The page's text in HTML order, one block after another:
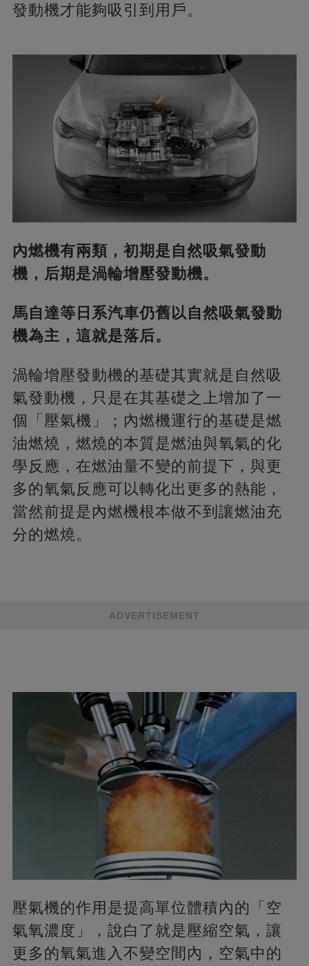
發動機才能夠吸引到用戶。
內燃機有兩類，初期是自然吸氣發動
機，后期是渦輪增壓發動機。
馬自達等日系汽車仍舊以自然吸氣發動
機為主，這就是落后。
渦輪增壓發動機的基礎其實就是自然吸
氣發動機，只是在其基礎之上增加了一
個「壓氣機」；內燃機運行的基礎是燃
油燃燒，燃燒的本質是燃油與氧氣的化
學反應，在燃油量不變的前提下，與更
多的氧氣反應可以轉化出更多的熱能，
當然前提是內燃機根本做不到讓燃油充
分的燃燒。
ADVERTISEMENT
壓氣機的作用是提高單位體積內的「空
氣氧濃度」，說白了就是壓縮空氣，讓
更多的氧氣進入不變空間內，空氣中的